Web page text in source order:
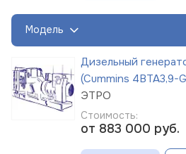
Модель
Дизельный
(Cummins 4BTA3,9-
ЭТРО
Стоимость:
от 883 000 руб.